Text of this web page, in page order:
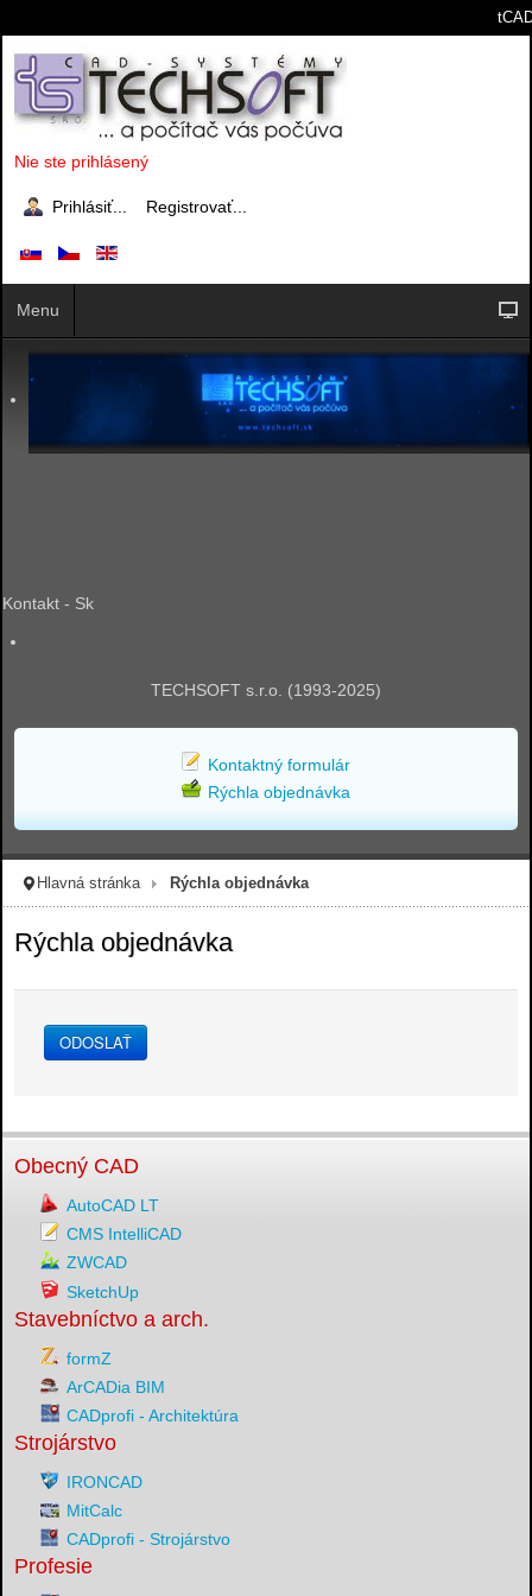
Nie ste prihlásený
Prihlásiť... Registrovať...
Menu
Kontakt - Sk
TECHSOFT s.r.o. (1993-2025)
Kontaktný formulár
Rýchla objednávka
Hlavná stránka Rýchla objednávka
Rýchla objednávka
ODOSLAŤ
Obecný CAD
AutoCAD LT
CMS IntelliCAD
ZWCAD
SketchUp
Stavebníctvo a arch.
formZ
ArCADia BIM
CADprofi - Architektúra
Strojárstvo
IRONCAD
MitCalc
CADprofi - Strojárstvo
Profesie